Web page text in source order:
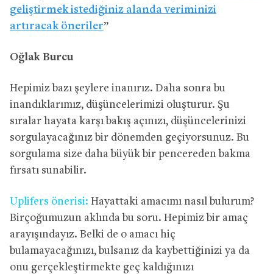
geliştirmek istediğiniz alanda veriminizi
artıracak öneriler”
Oğlak Burcu
Hepimiz bazı şeylere inanırız. Daha sonra bu
inandıklarımız, düşüncelerimizi oluşturur. Şu
sıralar hayata karşı bakış açınızı, düşüncelerinizi
sorgulayacağınız bir dönemden geçiyorsunuz. Bu
sorgulama size daha büyük bir pencereden bakma
fırsatı sunabilir.
Uplifers önerisi: Hayattaki amacımı nasıl bulurum?
Birçoğumuzun aklında bu soru. Hepimiz bir amaç
arayışındayız. Belki de o amacı hiç
bulamayacağınızı, bulsanız da kaybettiğinizi ya da
onu gerçekleştirmekte geç kaldığınızı